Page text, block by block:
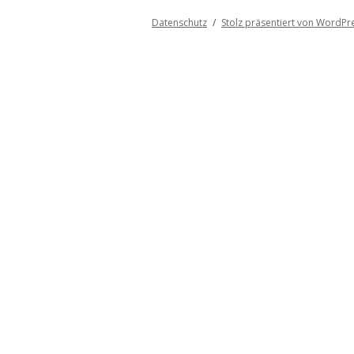
Datenschutz Stolz präsentiert von